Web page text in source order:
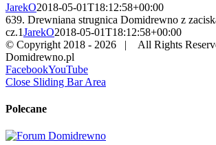
JarekO2018-05-01T18:12:58+00:00
639. Drewniana strugnica Domidrewno z
cz.1JarekO2018-05-01T18:12:58+00:00
© Copyright 2018 - 2026 | All Rights
Domidrewno.pl
FacebookYouTube
Close Sliding Bar Area
Polecane